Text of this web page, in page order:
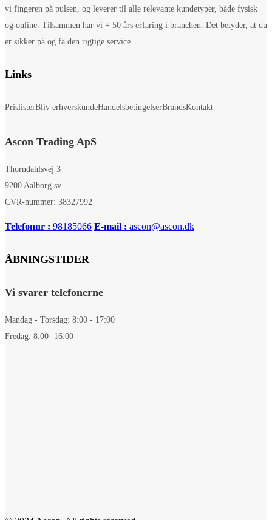
vi fingeren på pulsen, og leverer til alle relevante kundetyper, både fysisk
og online. Tilsammen har vi + 50 års erfaring i branchen. Det betyder, at du
er sikker på og få den rigtige service.
Links
PrislisterBliv erhverskundeHandelsbetingelserBrandsKontakt
Ascon Trading ApS
Thorndahlsvej 3
9200 Aalborg sv
CVR-nummer: 38327992
Telefonnr : 98185066 E-mail : ascon@ascon.dk
ÅBNINGSTIDER
Vi svarer telefonerne
Mandag - Torsdag: 8:00 - 17:00
Fredag: 8:00- 16:00